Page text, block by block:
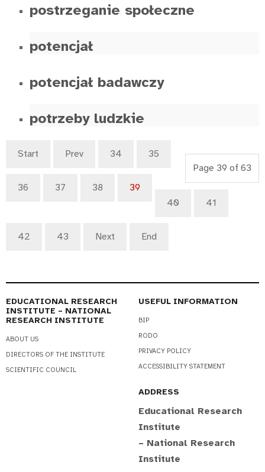
postrzeganie społeczne
potencjał
potencjał badawczy
potrzeby ludzkie
Page 39 of 63
Start Prev 34 35
36 37 38
39
40
41
42 43 Next End
EDUCATIONAL RESEARCH
INSTITUTE – NATIONAL
RESEARCH INSTITUTE
ABOUT US
DIRECTORS OF THE INSTITUTE
SCIENTIFIC COUNCIL
USEFUL INFORMATION
BIP
RODO
PRIVACY POLICY
ACCESSIBILITY STATEMENT
ADDRESS
Educational Research
Institute
– National Research
Institute